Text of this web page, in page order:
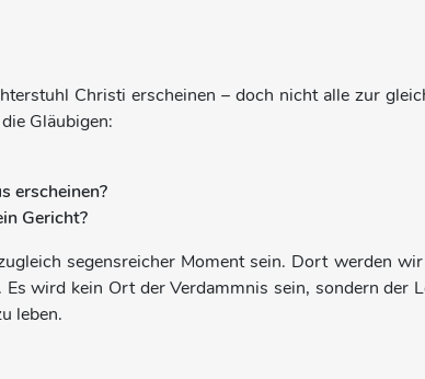
Christi erscheinen – doch nicht alle zur
Gläubigen:
erscheinen?
Gericht?
segensreicher Moment sein. Dort werden
wird kein Ort der Verdammnis sein, sondern der
leben.